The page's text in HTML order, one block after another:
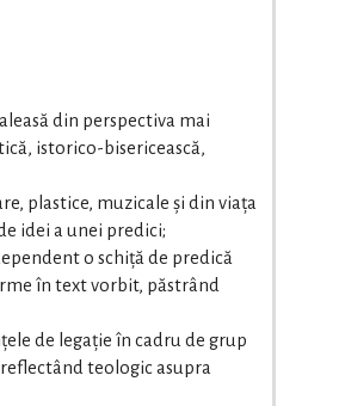
din perspectiva mai
istorico-bisericească,
plastice, muzicale și din viața
idei a unei predici;
o schiță de predică
în text vorbit, păstrând
de legație în cadru de grup
teologic asupra